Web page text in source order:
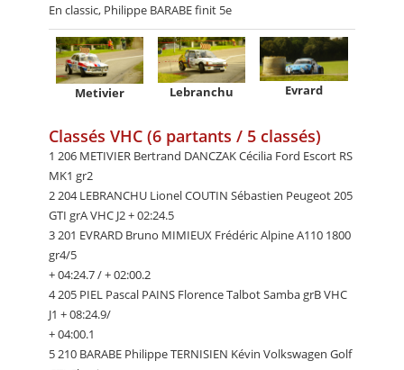
En classic, Philippe BARABE finit 5e
Metivier Lebranchu Evrard
Classés VHC (6 partants / 5 classés)
1 206 METIVIER Bertrand DANCZAK Cécilia Ford Escort RS
MK1 gr2
2 204 LEBRANCHU Lionel COUTIN Sébastien Peugeot 205
GTI grA VHC J2 + 02:24.5
3 201 EVRARD Bruno MIMIEUX Frédéric Alpine A110 1800
gr4/5
+ 04:24.7 / + 02:00.2
4 205 PIEL Pascal PAINS Florence Talbot Samba grB VHC
J1 + 08:24.9/
+ 04:00.1
5 210 BARABE Philippe TERNISIEN Kévin Volkswagen Golf